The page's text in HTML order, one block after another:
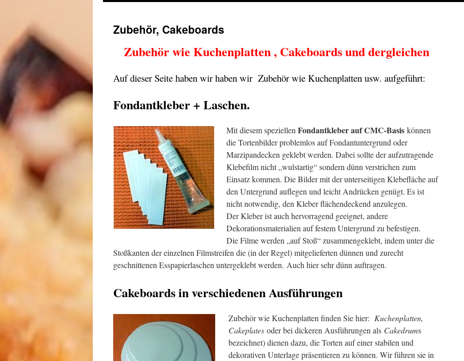
Zubehör, Cakeboards
Zubehör wie Kuchenplatten , Cakeboards und dergleichen
Auf dieser Seite haben wir haben wir Zubehör wie Kuchenplatten usw. aufgeführt:
Fondantkleber + Laschen.
Mit diesem speziellen Fondantkleber auf CMC-Basis können
die Tortenbilder problemlos auf Fondantuntergrund oder
Marzipandecken geklebt werden. Dabei sollte der aufzutragende
Klebefilm nicht „wulstartig“ sondern dünn verstrichen zum
Einsatz kommen. Die Bilder mit der unterseitigen Klebefläche auf
den Untergrund auflegen und leicht Andrücken genügt. Es ist
nicht notwendig, den Kleber flächendeckend anzulegen.
Der Kleber ist auch hervorragend geeignet, andere
Dekorationsmaterialien auf festem Untergrund zu befestigen.
Die Filme werden „auf Stoß“ zusammengeklebt, indem unter die
Stoßkanten der einzelnen Filmstreifen die (in der Regel) mitgelieferten dünnen und zurecht
geschnittenen Esspapierlaschen untergeklebt werden. Auch hier sehr dünn auftragen.
Cakeboards in verschiedenen Ausführungen
Zubehör wie Kuchenplatten finden Sie hier: Kuchenplatten,
Cakeplates oder bei dickeren Ausführungen als Cakedrums
bezeichnet) dienen dazu, die Torten auf einer stabilen und
dekorativen Unterlage präsentieren zu können. Wir führen sie in